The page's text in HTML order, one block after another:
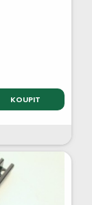
KOUPIT